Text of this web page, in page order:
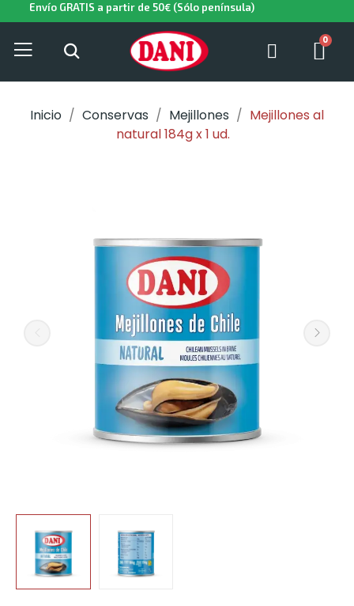
Envío GRATIS a partir de 50€ (Sólo península)
Inicio Conservas Mejillones
Mejillones al
natural 184g x 1 ud.